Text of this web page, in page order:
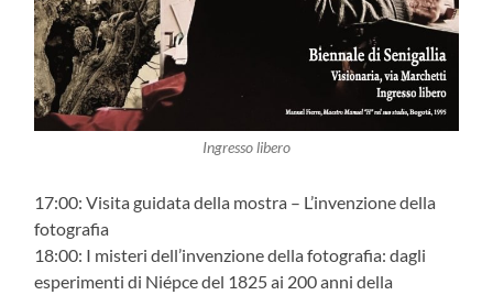
Ingresso libero
17:00: Visita guidata della mostra – L’invenzione della
fotografia
18:00: I misteri dell’invenzione della fotografia: dagli
esperimenti di Niépce del 1825 ai 200 anni della